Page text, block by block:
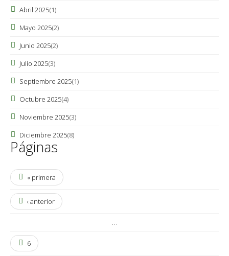
Abril 2025(1)
Mayo 2025(2)
Junio 2025(2)
Julio 2025(3)
Septiembre 2025(1)
Octubre 2025(4)
Noviembre 2025(3)
Diciembre 2025(8)
Páginas
« primera
‹ anterior
…
6